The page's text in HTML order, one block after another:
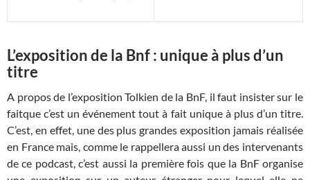
L’exposition de la Bnf : unique à plus d’un
titre
A propos de l’exposition Tolkien de la BnF, il faut insister sur le
faitque c’est un événement tout à fait unique à plus d’un titre.
C’est, en effet, une des plus grandes exposition jamais réalisée
en France mais, comme le rappellera aussi un des intervenants
de ce podcast, c’est aussi la première fois que la BnF organise